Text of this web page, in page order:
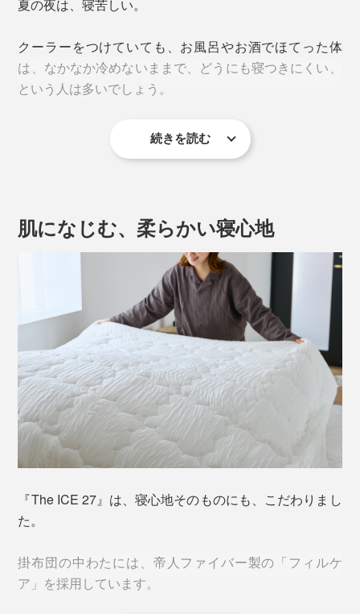
夏の夜は、寝苦しい。
クーラーをつけていても、お風呂やお酒でほてった体
は、なかなか冷めないままで、どうにも寝つきにくい、
という人は多いでしょう。
さぁ、『The ICE 27』に飛び込んで。
肌に触れた面から、体中へ、心地よいヒンヤリ感が広が
っていくのを感じます。
続きを読む
肌になじむ、柔らかい寝心地
『The ICE 27』は、寝心地そのものにも、こだわりまし
た。
掛布団の中わたには、帝人ファイバー製の「フィルケ
ア」を採用しています。